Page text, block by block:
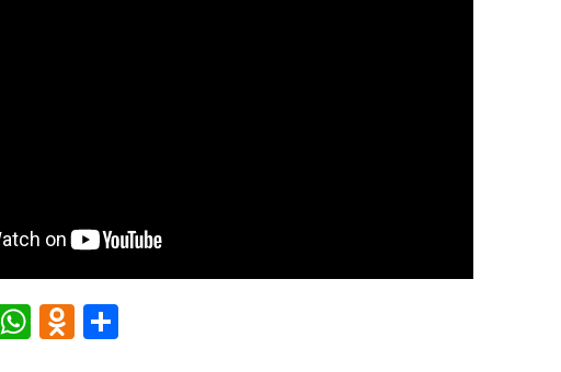
Mail.Ru
WhatsApp
Odnoklassniki